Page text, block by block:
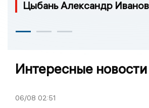
Цыбань Александр
Интересные новости
06/08 02:51